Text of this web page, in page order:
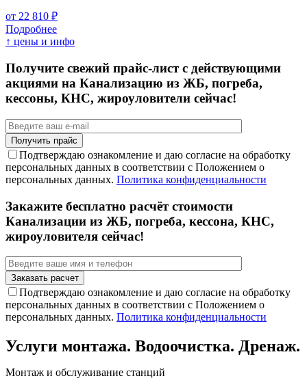
от 22 810 ₽
Подробнее
↑ цены и инфо
Получите свежий прайс-лист с действующими
акциями на Канализацию из ЖБ, погреба,
кессоны, КНС, жироуловители сейчас!
Подтверждаю ознакомление и даю согласие на обработку
персональных данных в соответствии с Положением о
персональных данных. Политика конфиденциальности
Закажите бесплатно расчёт стоимости
Канализации из ЖБ, погреба, кессона, КНС,
жироуловителя сейчас!
Подтверждаю ознакомление и даю согласие на обработку
персональных данных в соответствии с Положением о
персональных данных. Политика конфиденциальности
Услуги монтажа. Водоочистка. Дренаж.
Монтаж и обслуживание станций